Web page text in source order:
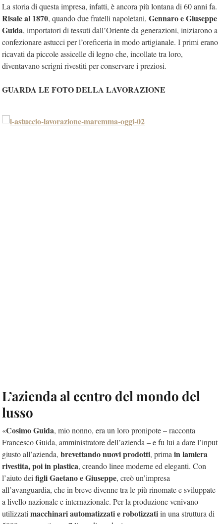
La storia di questa impresa, infatti, è ancora più lontana di 60 anni fa.
Risale al 1870, quando due fratelli napoletani, Gennaro e Giuseppe
Guida, importatori di tessuti dall’Oriente da generazioni, iniziarono a
confezionare astucci per l’oreficeria in modo artigianale. I primi erano
ricavati da piccole assicelle di legno che, incollate tra loro,
diventavano scrigni rivestiti per conservare i preziosi.
GUARDA LE FOTO DELLA LAVORAZIONE
L’azienda al centro del mondo del
lusso
«Cosimo Guida, mio nonno, era un loro pronipote – racconta
Francesco Guida, amministratore dell’azienda – e fu lui a dare l’input
giusto all’azienda, brevettando nuovi prodotti, prima in lamiera
rivestita, poi in plastica, creando linee moderne ed eleganti. Con
l’aiuto dei figli Gaetano e Giuseppe, creò un’impresa
all’avanguardia, che in breve divennetra le più rinomate e sviluppate
a livello nazionale e internazionale. Per la produzione venivano
utilizzati macchinari automatizzati e robotizzatiin una struttura di